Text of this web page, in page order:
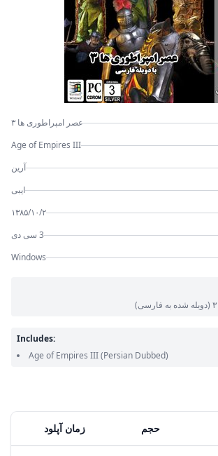
حجم زمان آپلود
عصر امپراطوری ها ۳
Age of Empires III
آرین
ایبی
۱۳۸۵/۱۰/۲
3 سی دی
Windows
(دوبله شده به فارسی)
Includes:
Age of Empires III(Persian Dubbed)